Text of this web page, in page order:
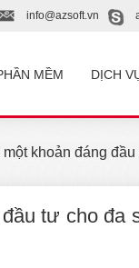
info@azsoft.vn
MỀM DỊCH
khoản đáng
tư cho đa